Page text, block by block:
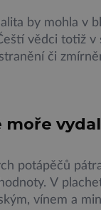
by mohla v
vědci totiž v
či
Pacient by si
simulaci učil
moře
potápěčů
V
vínem a